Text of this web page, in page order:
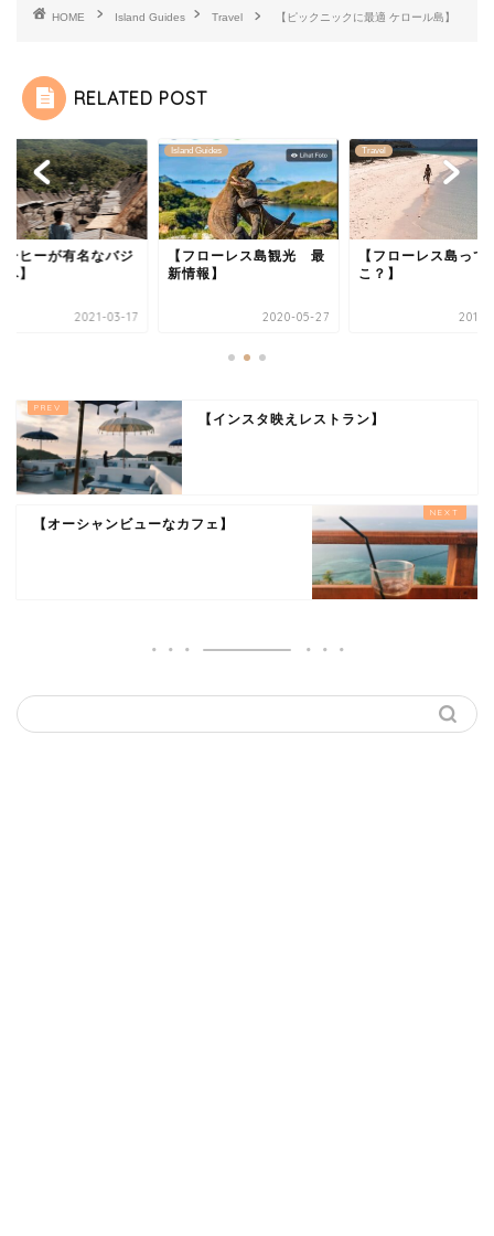
HOME Island Guides Travel 【ピックニックに最適 ケロール島】
RELATED POST
ーヒーが有名なバジ
】
2021-03-17
Island Guides
【フローレス島観光 最
新情報】
2020-05-27
Travel
【フローレス島って
こ？】
2018-
【インスタ映えレストラン】
【オーシャンビューなカフェ】